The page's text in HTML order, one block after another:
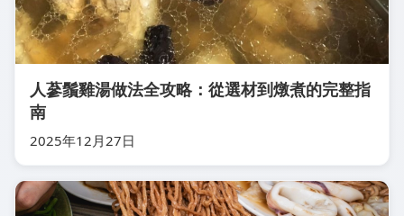
人蔘鬚雞湯做法全攻略：從選材到燉煮的完整指
南
2025年12月27日